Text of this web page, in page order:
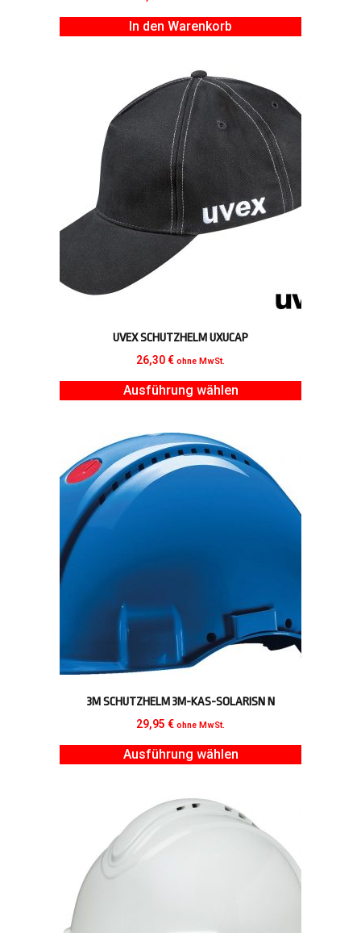
In den Warenkorb
UVEX SCHUTZHELM UXUCAP
26,30€ ohne MwSt.
Ausführung wählen
3M SCHUTZHELM 3M-KAS-SOLARISN N
29,95 € ohne MwSt.
Ausführung wählen